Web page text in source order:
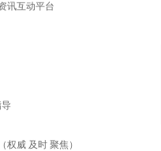
讯互动平台
威 及时 聚焦）